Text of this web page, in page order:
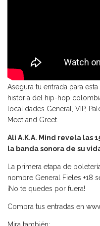
Asegura tu entrada para
historia del hip-hop
localidades General, VIP,
Meet and Greet.
Ali A.K.A. Mind revela las
la banda sonora de su
La primera etapa de
nombre General Fieles +18
¡No te quedes por fuera!
Compra tus entradas en